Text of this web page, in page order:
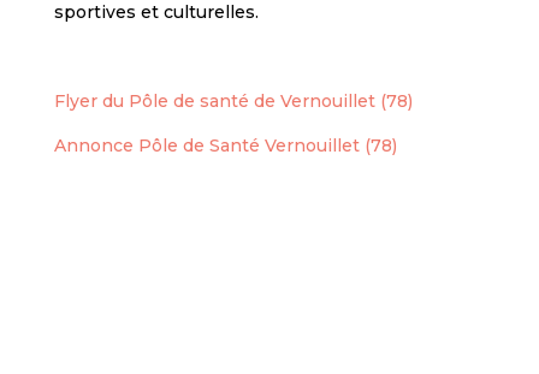
sportives et culturelles.
Flyer du Pôle de santé de Vernouillet (78)
Annonce Pôle de Santé Vernouillet (78)